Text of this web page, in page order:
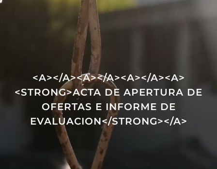
<A></A><A></A><A></A><A>
<STRONG>ACTA DE APERTURA DE
OFERTAS E INFORME DE
EVALUACION</STRONG></A>